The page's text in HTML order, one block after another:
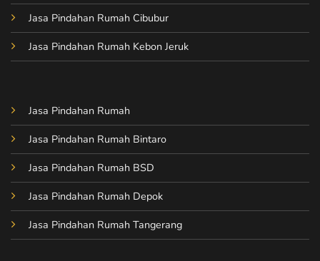
Jasa Pindahan Rumah Cibubur
Jasa Pindahan Rumah Kebon Jeruk
Jasa Pindahan Rumah
Jasa Pindahan Rumah Bintaro
Jasa Pindahan Rumah BSD
Jasa Pindahan Rumah Depok
Jasa Pindahan Rumah Tangerang